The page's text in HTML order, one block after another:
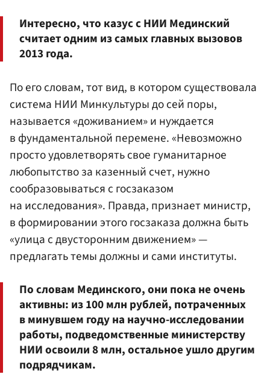
Интересно, что казус с НИИ Мединский
считает одним из самых главных вызовов
2013 года.
По его словам, тот вид, в котором существовала
система НИИ Минкультуры до сей поры,
называется «доживанием» и нуждается
в фундаментальной перемене. «Невозможно
просто удовлетворять свое гуманитарное
любопытство за казенный счет, нужно
сообразовываться с госзаказом
на исследования». Правда, признает министр,
в формировании этого госзаказа должна быть
«улица с двусторонним движением» —
предлагать темы должны и сами институты.
По словам Мединского, они пока не очень
активны: из 100 млн рублей, потраченных
в минувшем году на научно-исследовании
работы, подведомственные министерству
НИИ освоили 8 млн, остальное ушло другим
подрядчикам.